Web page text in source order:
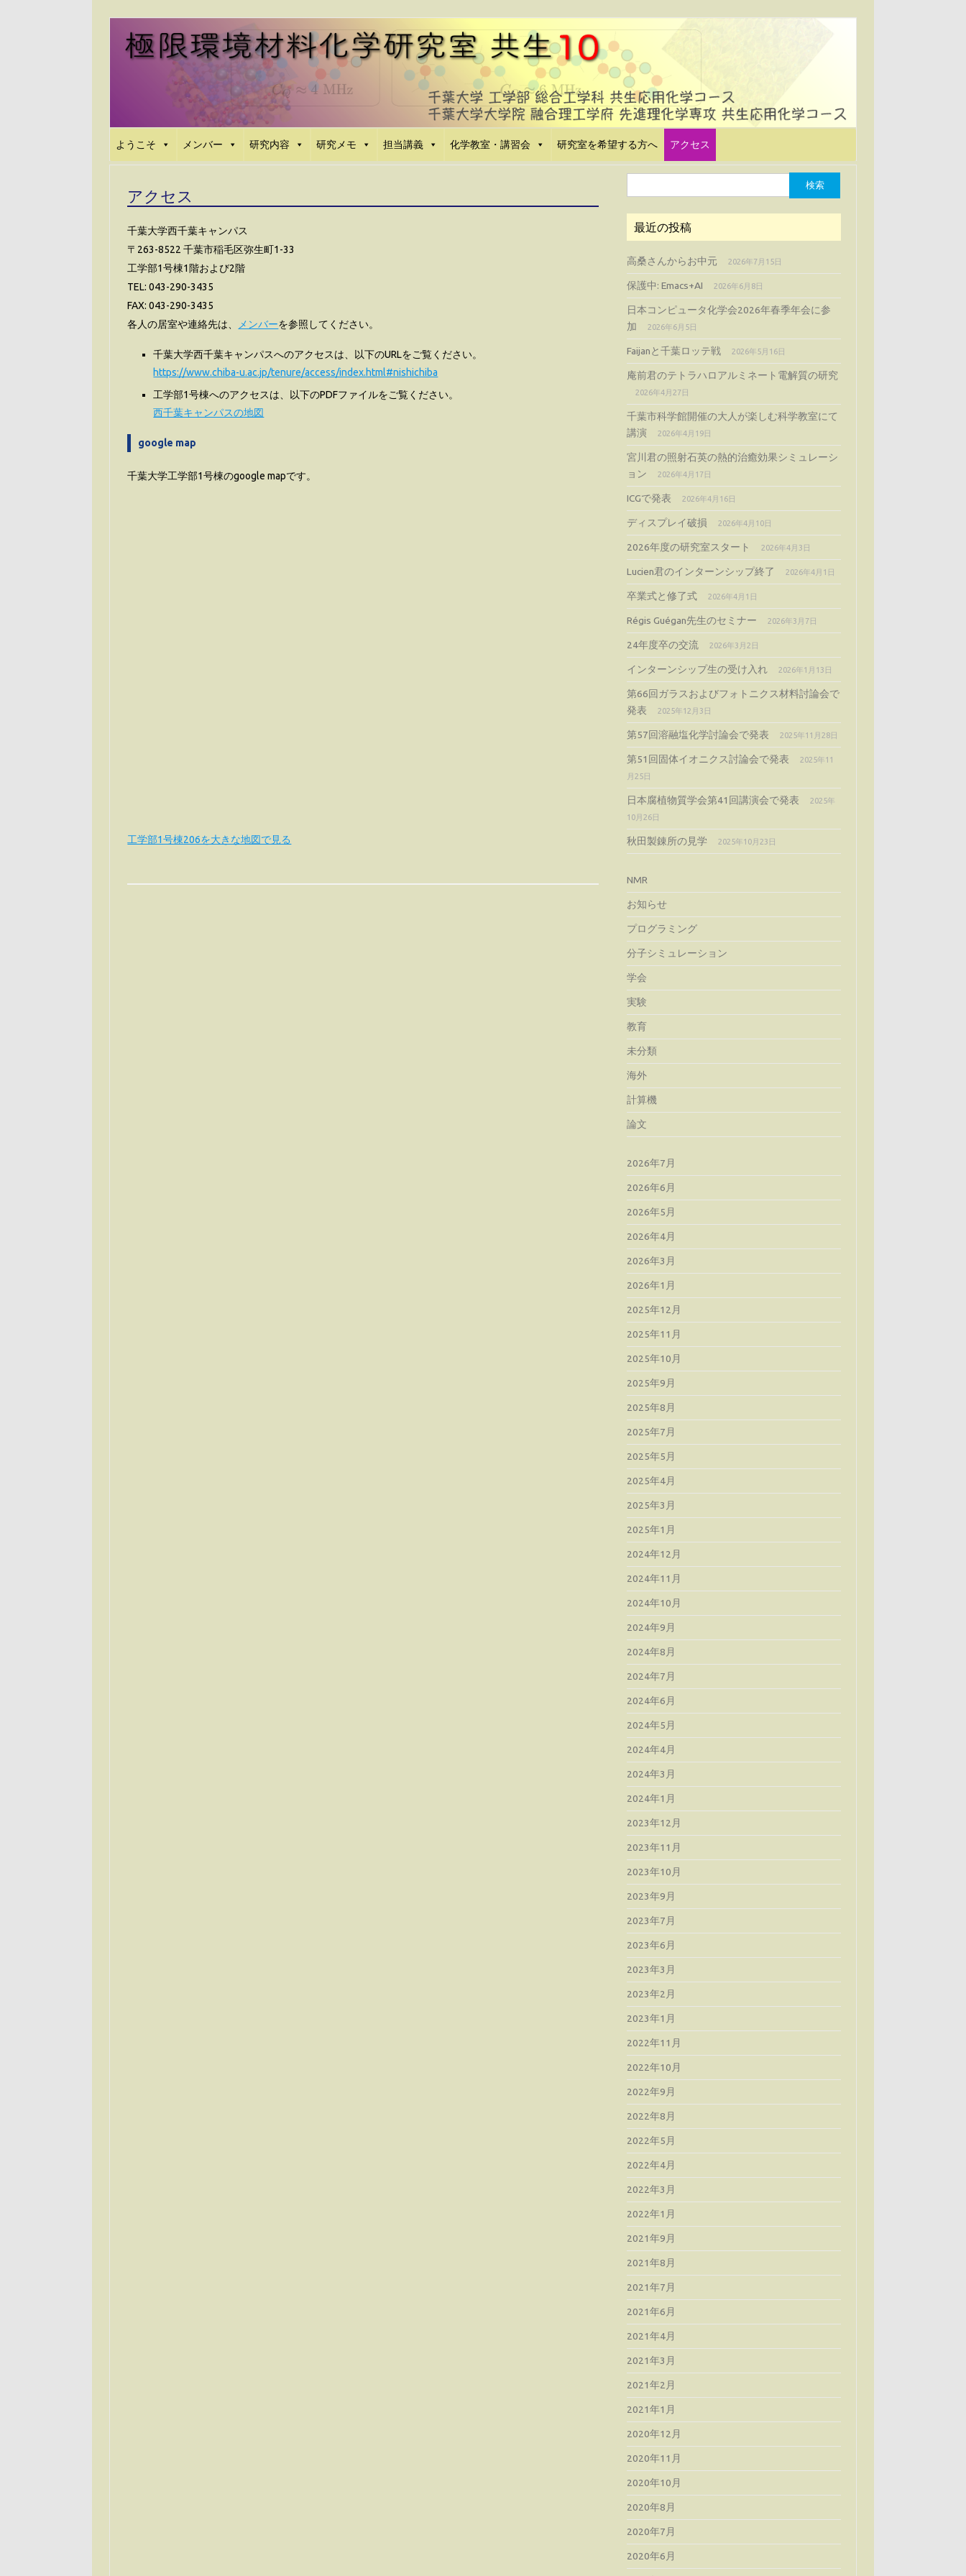
コ
ようこそ メンバー 研究内容 研究メモ 担当講義 化学教室・講習会 研究室を希望する方へ アクセス
アクセス
千葉大学西千葉キャンパス
〒263-8522 千葉市稲毛区弥生町1-33
工学部1号棟1階および2階
TEL: 043-290-3435
FAX: 043-290-3435
各人の居室や連絡先は、
メンバーを参照してください。
千葉大学西千葉キャンパスへのアクセスは、以下のURLをご覧ください。
https://www.chiba-u.ac.jp/tenure/access/index.html#nishichiba
工学部1号棟へのアクセスは、以下のPDFファイルをご覧ください。
西千葉キャンパスの地図
google map
千葉大学工学部1号棟のgoogle mapです。
工学部1号棟206を大きな地図で見る
索:
最近の投稿
高桑さんからお中元 2026年7月15日
保護中: Emacs+AI 2026年6月8日
日本コンピュータ化学会2026年春季年会に参
加
2026年6月5日
Faijanと千葉ロッテ戦 2026年5月16日
庵前君のテトラハロアルミネート電解質の研究
2026年4月27日
千葉市科学館開催の大人が楽しむ科学教室にて
講演
2026年4月19日
宮川君の照射石英の熱的治癒効果シミュレーシ
ョン
2026年4月17日
ICGで発表 2026年4月16日
ディスプレイ破損 2026年4月10日
2026年度の研究室スタート 2026年4月3日
Lucien君のインターンシップ終了 2026年4月1日
卒業式と修了式 2026年4月1日
Régis Guégan先生のセミナー 2026年3月7日
24年度卒の交流 2026年3月2日
インターンシップ生の受け入れ 2026年1月13日
第66回ガラスおよびフォトニクス材料討論会で
発表
2025年12月3日
第57回溶融塩化学討論会で発表 2025年11月28日
第51回固体イオニクス討論会で発表
2025年11
月25日
日本腐植物質学会第41回講演会で発表
2025年
10月26日
秋田製錬所の見学 2025年10月23日
NMR
お知らせ
プログラミング
分子シミュレーション
学会
実験
教育
未分類
海外
計算機
論文
2026年7月
2026年6月
2026年5月
2026年4月
2026年3月
2026年1月
2025年12月
2025年11月
2025年10月
2025年9月
2025年8月
2025年7月
2025年5月
2025年4月
2025年3月
2025年1月
2024年12月
2024年11月
2024年10月
2024年9月
2024年8月
2024年7月
2024年6月
2024年5月
2024年4月
2024年3月
2024年1月
2023年12月
2023年11月
2023年10月
2023年9月
2023年7月
2023年6月
2023年3月
2023年2月
2023年1月
2022年11月
2022年10月
2022年9月
2022年8月
2022年5月
2022年4月
2022年3月
2022年1月
2021年9月
2021年8月
2021年7月
2021年6月
2021年4月
2021年3月
2021年2月
2021年1月
2020年12月
2020年11月
2020年10月
2020年8月
2020年7月
2020年6月